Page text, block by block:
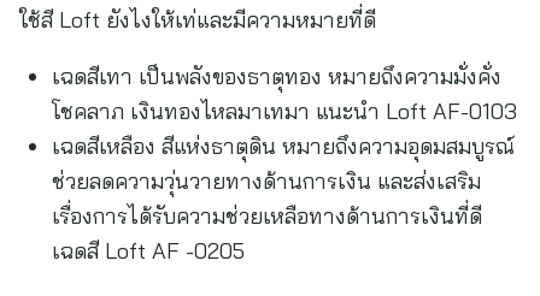
ใช้สี Loft ยังไงให้เท่และมีความหมายที่ดี
เฉดสีเทา เป็นพลังของธาตุทอง หมายถึงความมั่งคั่ง
โชคลาภ เงินทองไหลมาเทมา แนะนำ Loft AF-0103
เฉดสีเหลือง สีแห่งธาตุดิน หมายถึงความอุดมสมบูรณ์
ช่วยลดความวุ่นวายทางด้านการเงิน และส่งเสริม
เรื่องการได้รับความช่วยเหลือทางด้านการเงินที่ดี
เฉดสี Loft AF -0205